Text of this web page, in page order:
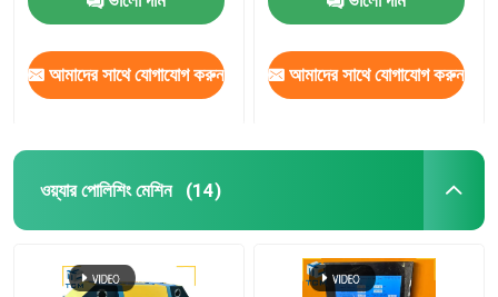
আমাদের সাথে যোগাযোগ করুন আমাদের সাথে যোগাযোগ করুন
ওয়্যার পোলিশিং মেশিন (14)